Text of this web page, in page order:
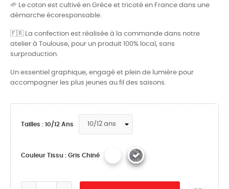
🌱 Le coton est cultivé en Grèce et tricoté en France dans une
démarche écoresponsable.
🇫🇷 La confection est réalisée à la commande dans notre
atelier à Toulouse, pour un produit 100% local, sans
surproduction.
Un essentiel graphique, engagé et plein de lumière pour
accompagner les plus jeunes au fil des saisons.
Tailles : 10/12 Ans
Couleur Tissu : Gris Chiné